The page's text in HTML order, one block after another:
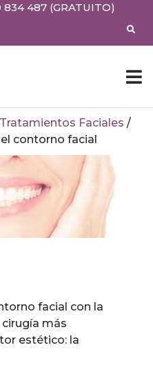
834 487 (GRATUITO)
Tratamientos Faciales /
contorno facial
facial con la
más
estético: la